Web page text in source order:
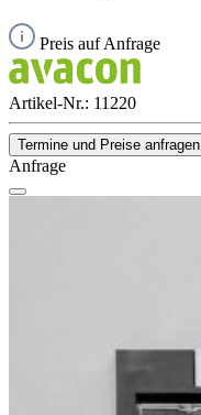
Preis auf Anfrage
Artikel-Nr.: 11220
Termine und Preise anfragen
Anfrage